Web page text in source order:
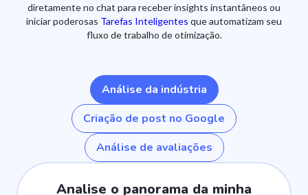
diretamente no chat para receber insights instantâneos ou
iniciar poderosas Tarefas Inteligentes que automatizam seu
fluxo de trabalho de otimização.
Análise da indústria
Criação de post no Google
Análise de avaliações
Analise o panorama da minha